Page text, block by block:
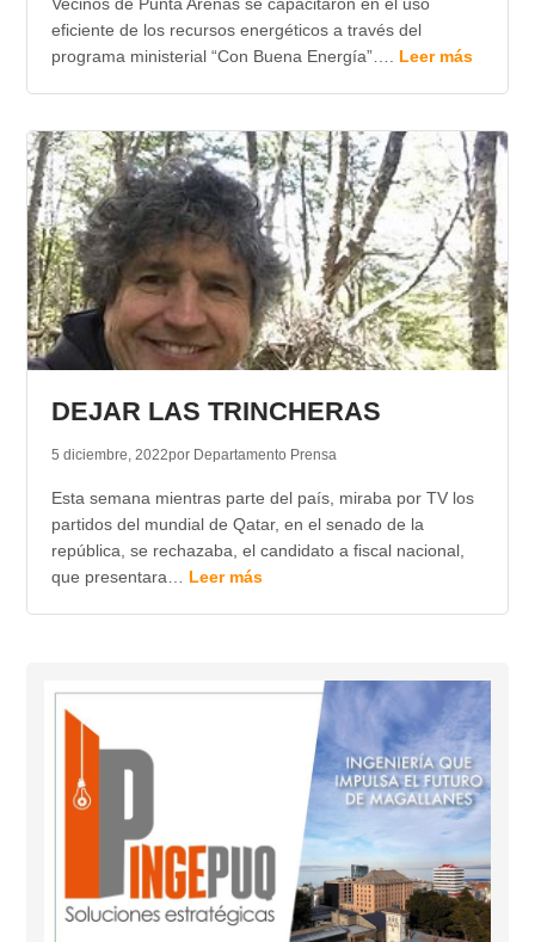
Vecinos de Punta Arenas se capacitaron en el uso
eficiente de los recursos energéticos a través del
programa ministerial “Con Buena Energía”…. Leer más
DEJAR LAS TRINCHERAS
5 diciembre, 2022por Departamento Prensa
Esta semana mientras parte del país, miraba por TV los
partidos del mundial de Qatar, en el senado de la
república, se rechazaba, el candidato a fiscal nacional,
que presentara… Leer más